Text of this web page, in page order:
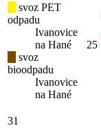
svoz PET
odpadu
Ivanovice
na Hané
svoz
bioodpadu
Ivanovice
na Hané
25
31